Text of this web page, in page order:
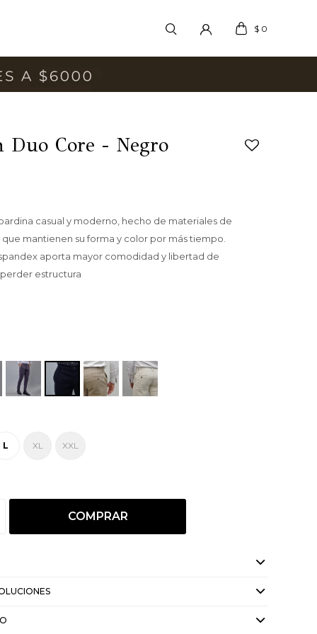
$ 0
Duo Core - Negro
casual y moderno, hecho de materiales de
mantienen su forma y color por más tiempo.
aporta mayor comodidad y libertad de
estructura
L XL XXL
COMPRAR